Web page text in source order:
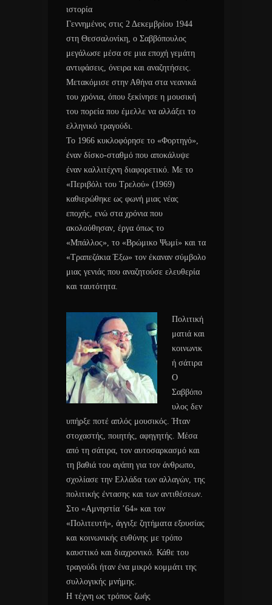
ιστορία
Γεννημένος στις 2 Δεκεμβρίου 1944
στη Θεσσαλονίκη, ο Σαββόπουλος
μεγάλωσε μέσα σε μια εποχή γεμάτη
αντιφάσεις, όνειρα και αναζητήσεις.
Μετακόμισε στην Αθήνα στα νεανικά
του χρόνια, όπου ξεκίνησε η μουσική
του πορεία που έμελλε να αλλάξει το
ελληνικό τραγούδι.
Το 1966 κυκλοφόρησε το «Φορτηγό»,
έναν δίσκο-σταθμό που αποκάλυψε
έναν καλλιτέχνη διαφορετικό. Με το
«Περιβόλι του Τρελού» (1969)
καθιερώθηκε ως φωνή μιας νέας
εποχής, ενώ στα χρόνια που
ακολούθησαν, έργα όπως το
«Μπάλλος», το «Βρώμικο Ψωμί» και τα
«Τραπεζάκια Έξω» τον έκαναν σύμβολο
μιας γενιάς που αναζητούσε ελευθερία
και ταυτότητα.
Πολιτική
ματιά και
κοινωνικ
ή σάτιρα
Ο
Σαββόπο
υλος δεν
υπήρξε ποτέ απλός μουσικός. Ήταν
στοχαστής, ποιητής, αφηγητής. Μέσα
από τη σάτιρα, τον αυτοσαρκασμό και
τη βαθιά του αγάπη για τον άνθρωπο,
σχολίασε την Ελλάδα των αλλαγών, της
πολιτικής έντασης και των αντιθέσεων.
Στο «Αμνηστία ’64» και τον
«Πολιτευτή», άγγιξε ζητήματα εξουσίας
και κοινωνικής ευθύνης με τρόπο
καυστικό και διαχρονικό. Κάθε του
τραγούδι ήταν ένα μικρό κομμάτι της
συλλογικής μνήμης.
Η τέχνη ως τρόπος ζωής